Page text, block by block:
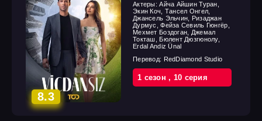
8.3
Актеры:Айча Айшин Туран,
Экин Коч, Тансел Онгел,
Джансель Эльчин, Ризаджан
Дурмус, Фейза Севиль Гюнгёр,
Мехмет Боздоган, Джемал
Токташ, Бюлент Дюзгюнолу,
Erdal Andiz Ünal
Перевод: RedDiamond Studio
1 cезон, 10 cерия